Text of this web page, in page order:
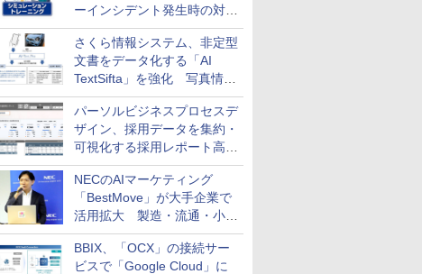
ーインシデント発生時の対応
と危機管理広報を一体的に訓
練するプログラムを提供
さくら情報システム、非定型
文書をデータ化する「AI
TextSifta」を強化 写真情報
のデータ化などに対応
パーソルビジネスプロセスデ
ザイン、採用データを集約・
可視化する採用レポート高速
化サービスを提供
NECのAIマーケティング
「BestMove」が大手企業で
活用拡大 製造・流通・小売
企業・広告代理店などが実装
フェーズへ
BBIX、「OCX」の接続サー
ビスで「Google Cloud」に